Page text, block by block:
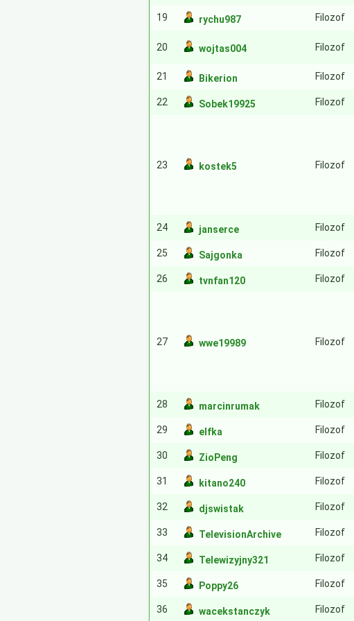
19 rychu987 Filozof
20 wojtas004 Filozof
21 Bikerion Filozof
22 Sobek19925 Filozof
23 kostek5 Filozof
24 janserce Filozof
25 Sajgonka Filozof
26 tvnfan120 Filozof
27 wwe19989 Filozof
28 marcinrumak Filozof
29 elfka Filozof
30 ZioPeng Filozof
31 kitano240 Filozof
32 djswistak Filozof
33 TelevisionArchive Filozof
34 Telewizyjny321 Filozof
35 Poppy26 Filozof
36 wacekstanczyk Filozof